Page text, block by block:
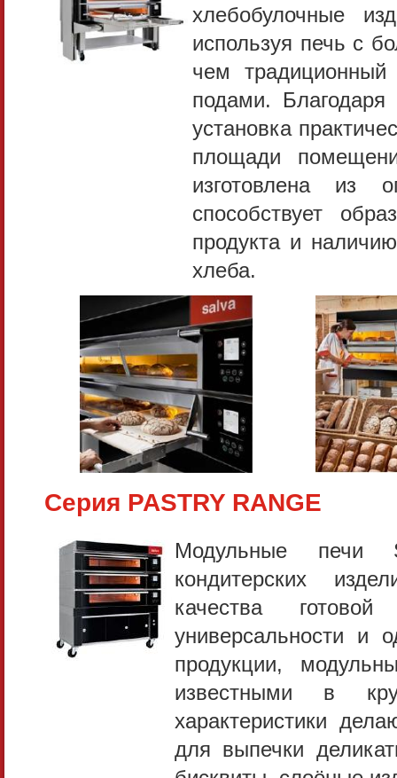
хлебобулочные
используя печь с
чем
подами. Благодаря
установка
площади
изготовлена из
способствует
продукта и
хлеба.
Серия PASTRY RANGE
Модульные печи
кондитерских
качества
универсальности и
продукции,
известными в
характеристики
для выпечки